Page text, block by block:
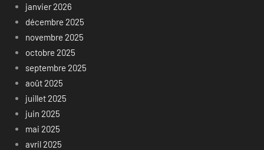
janvier 2026
décembre 2025
novembre 2025
octobre 2025
septembre 2025
août 2025
juillet 2025
juin 2025
mai 2025
avril 2025